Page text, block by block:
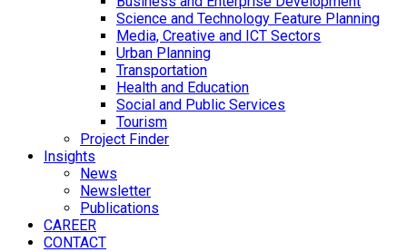
Science and Technology Feature Planning
Media, Creative and ICT Sectors
Urban Planning
Transportation
Health and Education
Social and Public Services
Tourism
Project Finder
Insights
News
Newsletter
Publications
CAREER
CONTACT